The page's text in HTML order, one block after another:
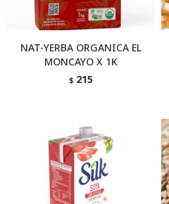
NAT-YERBA ORGANICA EL
MONCAYO X 1K
$ 215